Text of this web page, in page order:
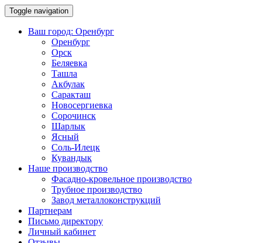
Toggle navigation
Ваш город: Оренбург
Оренбург
Орск
Беляевка
Ташла
Акбулак
Саракташ
Новосергиевка
Сорочинск
Шарлык
Ясный
Соль-Илецк
Кувандык
Наше производство
Фасадно-кровельное производство
Трубное производство
Завод металлоконструкций
Партнерам
Письмо директору
Личный кабинет